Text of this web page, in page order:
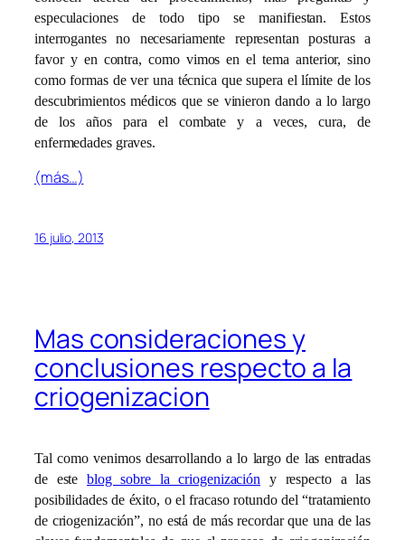
especulaciones de todo tipo se manifiestan. Estos
interrogantes no necesariamente representan posturas a
favor y en contra, como vimos en el tema anterior, sino
como formas de ver una técnica que supera el límite de los
descubrimientos médicos que se vinieron dando a lo largo
de los años para el combate y a veces, cura, de
enfermedades graves.
(más…)
16 julio, 2013
Mas consideraciones y
conclusiones respecto a la
criogenizacion
Tal como venimos desarrollando a lo largo de las entradas
de esteblog sobre la criogenización y respecto a las
posibilidades de éxito, o el fracaso rotundo del “tratamiento
de criogenización”, no está de más recordar que una de las